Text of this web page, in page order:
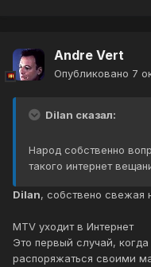
Andre Vert
Опубликовано 7
Dilan сказал:
Народ собственно
такого интернет
Dilan, собствено свежая
MTV уходит в Интернет
Это первый случай,
распоряжаться своими